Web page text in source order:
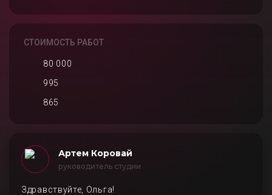
СТОИМОСТЬ РАБОТ
80 000
995
865
Артем Коровай
руководитель студии
Здравствуйте, Ольга!